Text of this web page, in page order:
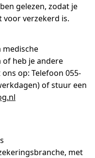
gelezen, zodat je
verzekerd is.
medische
heb je andere
op: Telefoon 055-
of stuur een
met